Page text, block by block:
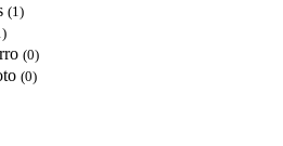
(1)
(0)
(0)